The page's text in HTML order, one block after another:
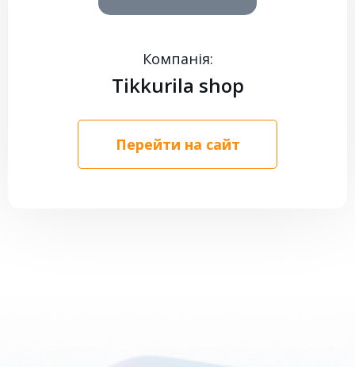
Компанія:
Tikkurila shop
Перейти на сайт